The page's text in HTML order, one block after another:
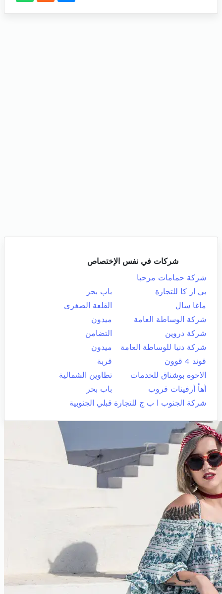
شركات في نفس الإختصاص
شركة حمامات مرحبا
بي ار كا للتجارة
باب بحر
ماغا سال
القلعة الصغرى
شركة الوساطة العامة
ميدون
شركة دروين
التضامن
شركة دنيا للوساطة العامة
ميدون
قوند 4 قوون
قربة
الاخوة بوشناق للخدمات
تطاوين الشمالية
أهأ أرفينات قروب
باب بحر
شركة الجنوب ا ب ج للتجارة قبلي الجنوبية